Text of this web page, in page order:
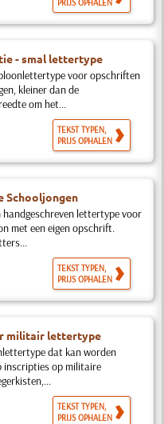
PRIJS OPHALEN
- smal lettertype
voor opschriften
kleiner dan de
om het...
TEKST TYPEN,
PRIJS OPHALEN
Schooljongen
lettertype voor
met een eigen opschrift.
TEKST TYPEN,
PRIJS OPHALEN
militair lettertype
dat kan worden
inscripties op militaire
TEKST TYPEN,
PRIJS OPHALEN